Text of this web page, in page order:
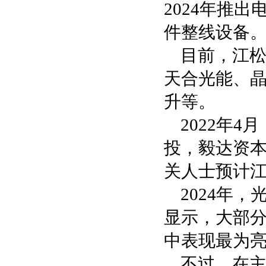
2024年推出
件整线设备
目前，江
天合光能、
升等。
2022年4
投，毅达资
关人士预计
2024年，
显示，大部
中表现最为